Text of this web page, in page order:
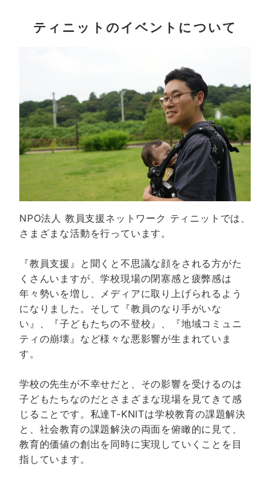
ティニットのイベントについて
NPO法人 教員支援ネットワーク ティニットでは、
さまざまな活動を行っています。
『教員支援』と聞くと不思議な顔をされる方がた
くさんいますが、学校現場の閉塞感と疲弊感は
年々勢いを増し、メディアに取り上げられるよう
になりました。そして『教員のなり手がいな
い』、『子どもたちの不登校』、『地域コミュニ
ティの崩壊』など様々な悪影響が生まれていま
す。
学校の先生が不幸せだと、その影響を受けるのは
子どもたちなのだとさまざまな現場を見てきて感
じることです。私達T-KNITは学校教育の課題解決
と、社会教育の課題解決の両面を俯瞰的に見て、
教育的価値の創出を同時に実現していくことを目
指しています。